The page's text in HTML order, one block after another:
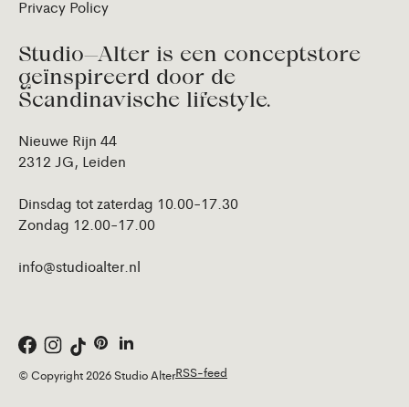
Privacy Policy
Studio—Alter is een conceptstore
geïnspireerd door de
Scandinavische lifestyle.
Nieuwe Rijn 44
2312 JG, Leiden
Dinsdag tot zaterdag 10.00-17.30
Zondag 12.00-17.00
info@studioalter.nl
© Copyright 2026 Studio AlterRSS-feed